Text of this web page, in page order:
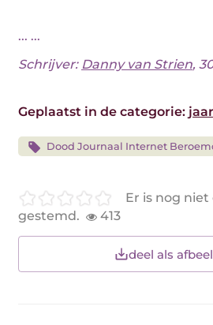
... ...
Schrijver: Danny van Strien,
Geplaatst in de categorie:
Dood Journaal Internet
Er is nog
gestemd.
413
deel als